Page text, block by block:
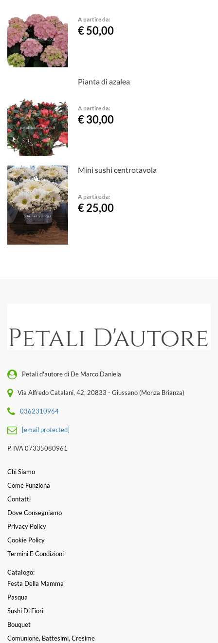
A partire da:
€ 50,00
Pianta di azalea
A partire da:
€ 30,00
Mini sushi centrotavola
A partire da:
€ 25,00
Petali d'autore di De Marco Daniela
Via Alfredo Catalani, 42, 20833 - Giussano (Monza Brianza)
0362310964
[email protected]
P. IVA 07335080961
Chi Siamo
Come Funziona
Contatti
Dove Consegniamo
Privacy Policy
Cookie Policy
Termini E Condizioni
Catalogo:
Festa Della Mamma
Pasqua
Sushi Di Fiori
Bouquet
Comunione, Battesimi, Cresime